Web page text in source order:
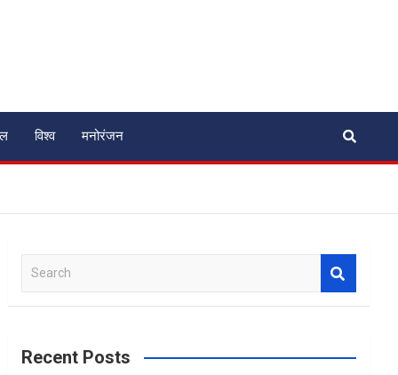
विश्व मनोरंजन
a
c
Recent Posts